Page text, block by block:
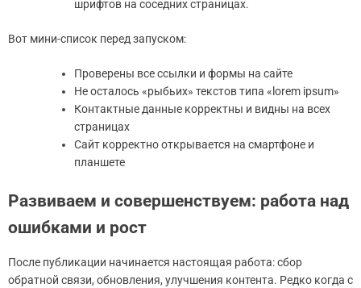
шрифтов на соседних страницах.
Вот мини-список перед запуском:
Проверены все ссылки и формы на сайте
Не осталось «рыбьих» текстов типа «lorem ipsum»
Контактные данные корректны и видны на всех
страницах
Сайт корректно открывается на смартфоне и
планшете
Развиваем и совершенствуем: работа над
ошибками и рост
После публикации начинается настоящая работа: сбор
обратной связи, обновления, улучшения контента. Редко когда с